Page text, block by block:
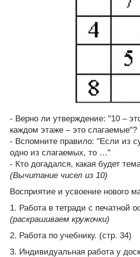
- Верно ли утверждение: "10 –
каждом этаже – это слагаемые"?
- Вспомните правило: "Если из
одно из слагаемых, то …"
- Кто догадался, какая будет
(Вычитание чисел из 10)
Восприятие и усвоение нового
1. Работа в тетради с печатной
(раскрашиваем кружочки)
2. Работа по учебнику. (стр. 34)
3. Индивидуальная работа у